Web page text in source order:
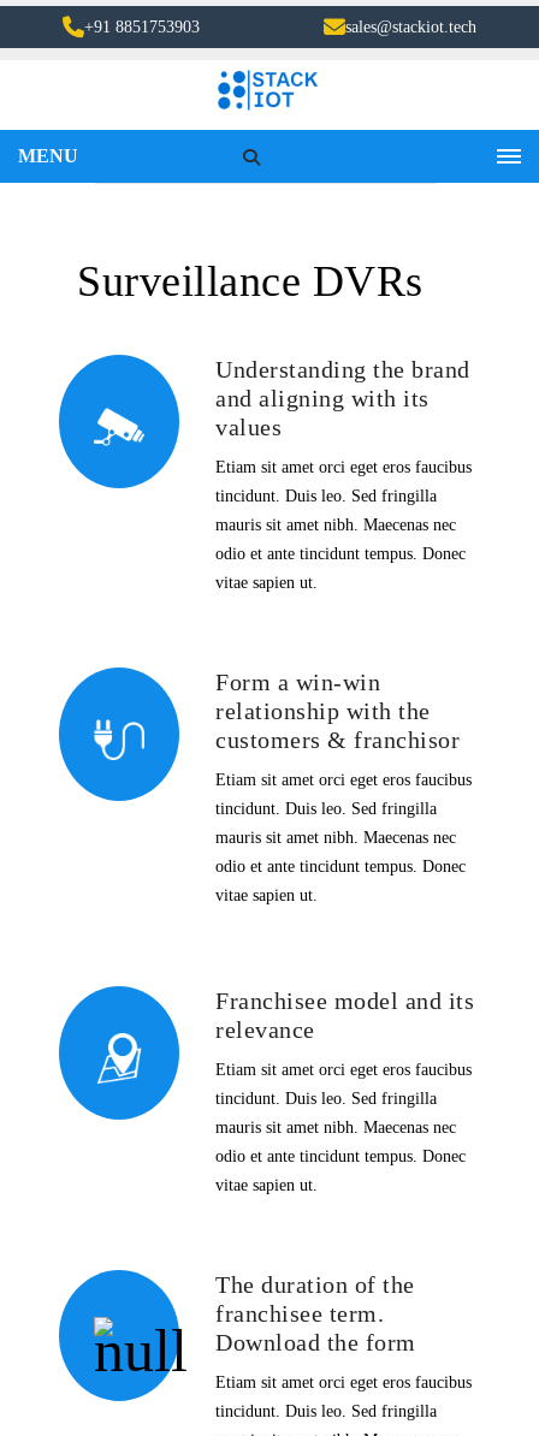
+91 8851753903 sales@stackiot.tech
MENU
Surveillance DVRs
Understanding the brand
and aligning with its
values
Etiam sit amet orci eget eros faucibus
tincidunt. Duis leo. Sed fringilla
mauris sit amet nibh. Maecenas nec
odio et ante tincidunt tempus. Donec
vitae sapien ut.
Form a win-win
relationship with the
customers & franchisor
Etiam sit amet orci eget eros faucibus
tincidunt. Duis leo. Sed fringilla
mauris sit amet nibh. Maecenas nec
odio et ante tincidunt tempus. Donec
vitae sapien ut.
Franchisee model and its
relevance
Etiam sit amet orci eget eros faucibus
tincidunt. Duis leo. Sed fringilla
mauris sit amet nibh. Maecenas nec
odio et ante tincidunt tempus. Donec
vitae sapien ut.
The duration of the
franchisee term.
Download the form
Etiam sit amet orci eget eros faucibus
tincidunt. Duis leo. Sed fringilla